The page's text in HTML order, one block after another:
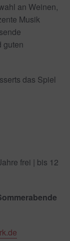
an Weinen,
Musik
guten
das Spiel
frei | bis 12